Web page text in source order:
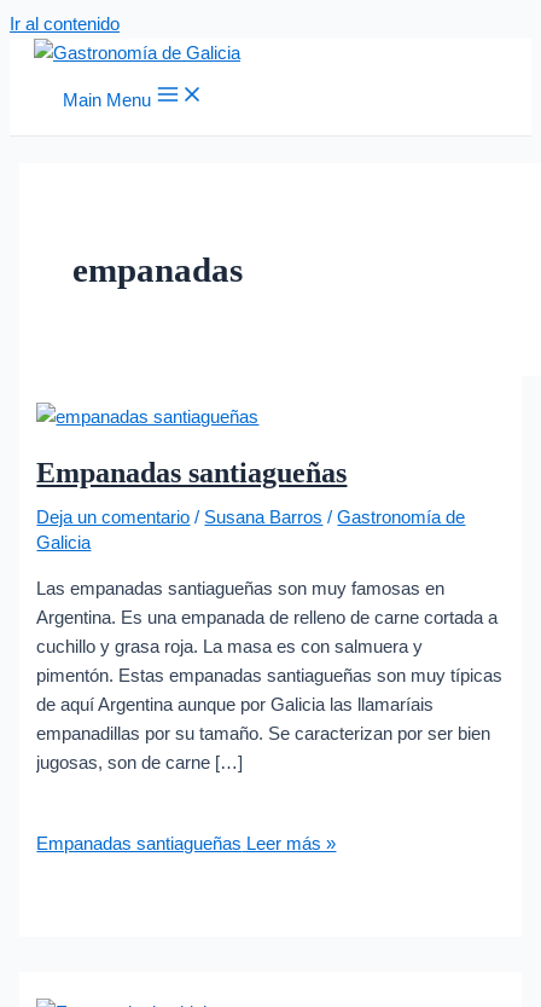
Ir al contenido
Main Menu
empanadas
Empanadas santiagueñas
Deja un comentario / Susana Barros /Gastronomía de
Galicia
Las empanadas santiagueñas son muy famosas en
Argentina. Es una empanada de relleno de carne cortada a
cuchillo y grasa roja. La masa es con salmuera y
pimentón. Estas empanadas santiagueñas son muy típicas
de aquí Argentina aunque por Galicia las llamaríais
empanadillas por su tamaño. Se caracterizan por ser bien
jugosas, son de carne […]
Empanadas santiagueñas Leer más »